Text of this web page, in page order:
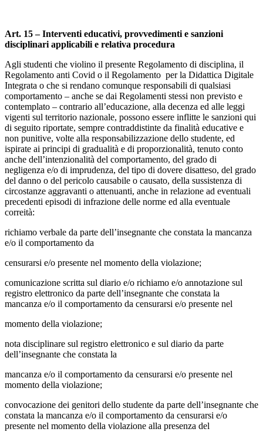
Art. 15 – Interventi educativi, provvedimenti e sanzioni
disciplinari applicabili e relativa procedura
Agli studenti che violino il presente Regolamento di disciplina, il
Regolamento anti Covid o il Regolamento per la Didattica Digitale
Integrata o che si rendano comunque responsabili di qualsiasi
comportamento – anche se dai Regolamenti stessi non previsto e
contemplato – contrario all’educazione, alla decenza ed alle leggi
vigenti sul territorio nazionale, possono essere inflitte le sanzioni qui
di seguito riportate, sempre contraddistinte da finalità educative e
non punitive, volte alla responsabilizzazione dello studente, ed
ispirate ai principi di gradualità e di proporzionalità, tenuto conto
anche dell’intenzionalità del comportamento, del grado di
negligenza e/o di imprudenza, del tipo di dovere disatteso, del grado
del danno o del pericolo causabile o causato, della sussistenza di
circostanze aggravanti o attenuanti, anche in relazione ad eventuali
precedenti episodi di infrazione delle norme ed alla eventuale
correità:
richiamo verbale da parte dell’insegnante che constata la mancanza
e/o il comportamento da
censurarsi e/o presente nel momento della violazione;
comunicazione scritta sul diario e/o richiamo e/o annotazione sul
registro elettronico da parte dell’insegnante che constata la
mancanza e/o il comportamento da censurarsi e/o presente nel
momento della violazione;
nota disciplinare sul registro elettronico e sul diario da parte
dell’insegnante che constata la
mancanza e/o il comportamento da censurarsi e/o presente nel
momento della violazione;
convocazione dei genitori dello studente da parte dell’insegnante che
constata la mancanza e/o il comportamento da censurarsi e/o
presente nel momento della violazione alla presenza del